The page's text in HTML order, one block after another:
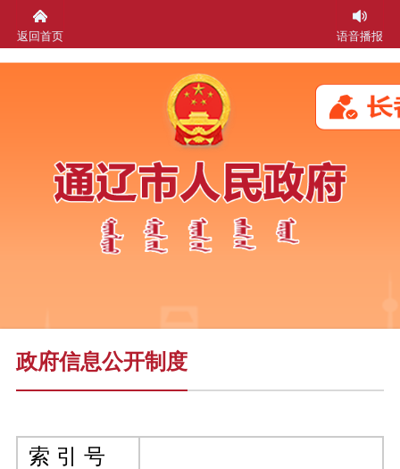
返回首页 语音播报
政府信息公开制度
索 引 号